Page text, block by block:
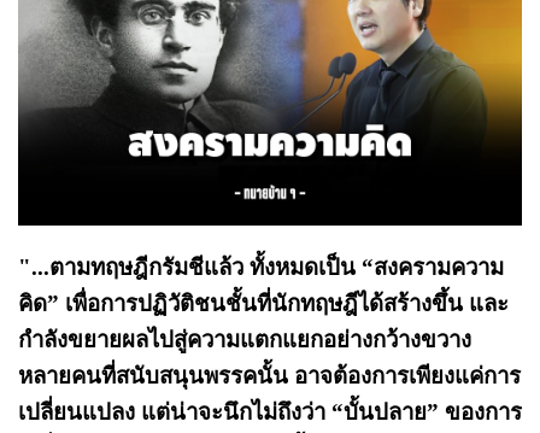
"...ตามทฤษฎีกรัมชีแล้ว ทั้งหมดเป็น “สงครามความ
คิด” เพื่อการปฏิวัติชนชั้นที่นักทฤษฎีได้สร้างขึ้น และ
กำลังขยายผลไปสู่ความแตกแยกอย่างกว้างขวาง
หลายคนที่สนับสนุนพรรคนั้น อาจต้องการเพียงแค่การ
เปลี่ยนแปลง แต่น่าจะนึกไม่ถึงว่า “บั้นปลาย” ของการ